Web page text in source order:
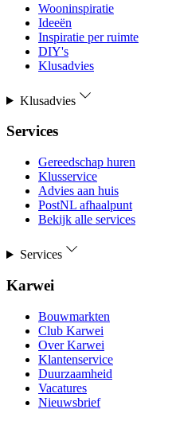
Wooninspiratie
Ideeën
Inspiratie per ruimte
DIY's
Klusadvies
Klusadvies
Services
Gereedschap huren
Klusservice
Advies aan huis
PostNL afhaalpunt
Bekijk alle services
Services
Karwei
Bouwmarkten
Club Karwei
Over Karwei
Klantenservice
Duurzaamheid
Vacatures
Nieuwsbrief